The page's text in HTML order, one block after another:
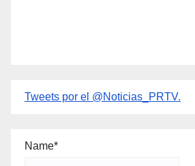
Tweets por el @Noticias_PRTV.
Name*